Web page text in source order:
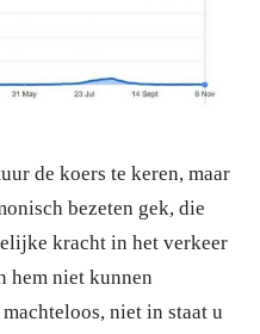
de koers te keren, maar
bezeten gek, die
kracht in het verkeer
hem niet kunnen
niet in staat u